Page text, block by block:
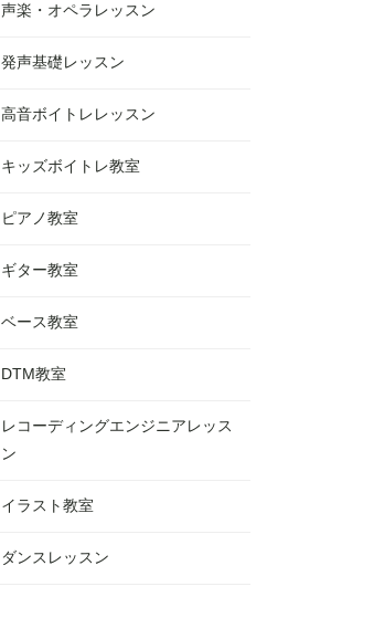
声楽・オペラレッスン
発声基礎レッスン
高音ボイトレレッスン
キッズボイトレ教室
ピアノ教室
ギター教室
ベース教室
DTM教室
レコーディングエンジニアレッス
ン
イラスト教室
ダンスレッスン